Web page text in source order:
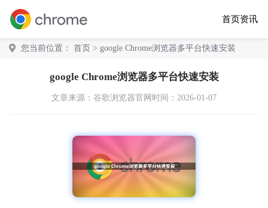
首页资讯
您当前位置： 首页 > google Chrome浏览器多平台快速安装
google Chrome浏览器多平台快速安装
文章来源： 谷歌浏览器官网 时间：2026-01-07